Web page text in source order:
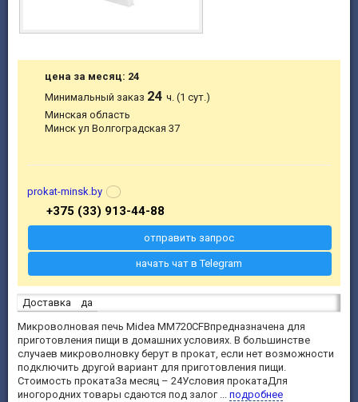
Доставка
да
Микроволновая печь Midea MM720CFBпредназначена для
приготовления пищи в домашних условиях. В большинстве
случаев микроволновку берут в прокат, если нет возможности
подключить другой вариант для приготовления пищи.
Стоимость прокатаЗа месяц – 24Условия прокатаДля
иногородних товары сдаются под залог ... подробнее
цена за месяц: 24
Минимальный заказ 24ч. (1 сут.)
Минская область
Минск ул Волгоградская 37
prokat-minsk.by
+375 (33) 913-44-88
отправить запрос
начать чат в Telegram